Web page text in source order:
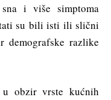
i više simptoma
su bili isti ili slični
razlike
obzir vrste kućnih